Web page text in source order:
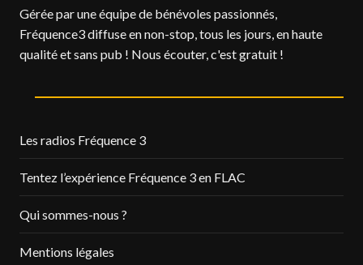
Gérée par une équipe de bénévoles passionnés,
Fréquence3 diffuse en non-stop, tous les jours, en haute
qualité et sans pub ! Nous écouter, c'est gratuit !
Les radios Fréquence 3
Tentez l’expérience Fréquence 3 en FLAC
Qui sommes-nous ?
Mentions légales